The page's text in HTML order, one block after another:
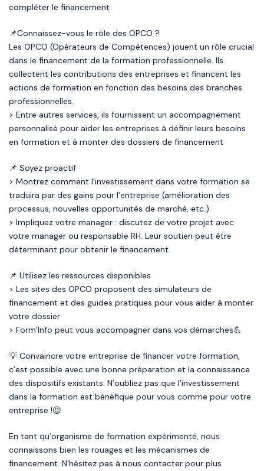
compléter le financement
📌Connaissez-vous le rôle des OPCO ?
Les OPCO (Opérateurs de Compétences) jouent un rôle crucial
dans le financement de la formation professionnelle. Ils
collectent les contributions des entreprises et financent les
actions de formation en fonction des besoins des branches
professionnelles.
> Entre autres services, ils fournissent un accompagnement
personnalisé pour aider les entreprises à définir leurs besoins
en formation et à monter des dossiers de financement
📌 Soyez proactif
> Montrez comment l’investissement dans votre formation se
traduira par des gains pour l’entreprise (amélioration des
processus, nouvelles opportunités de marché, etc.).
> Impliquez votre manager : discutez de votre projet avec
votre manager ou responsable RH. Leur soutien peut être
déterminant pour obtenir le financement.
📌 Utilisez les ressources disponibles
> Les sites des OPCO proposent des simulateurs de
financement et des guides pratiques pour vous aider à monter
votre dossier
> Form’Info peut vous accompagner dans vos démarches💪
💡 Convaincre votre entreprise de financer votre formation,
c’est possible avec une bonne préparation et la connaissance
des dispositifs existants. N’oubliez pas que l’investissement
dans la formation est bénéfique pour vous comme pour votre
entreprise !😉
En tant qu’organisme de formation expérimenté, nous
connaissons bien les rouages et les mécanismes de
financement. N’hésitez pas à nous contacter pour plus